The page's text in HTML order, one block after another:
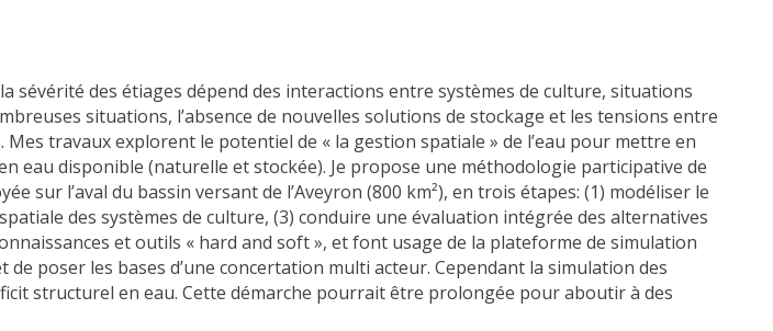
sévérité des étiages dépend des interactions entre systèmes de culture, situations
situations, l’absence de nouvelles solutions de stockage et les tensions entre
travaux explorent le potentiel de « la gestion spatiale » de l’eau pour mettre en
eau disponible (naturelle et stockée). Je propose une méthodologie participative de
l’aval du bassin versant de l’Aveyron (800 km²), en trois étapes: (1) modéliser le
des systèmes de culture, (3) conduire une évaluation intégrée des alternatives
et outils « hard and soft », et font usage de la plateforme de simulation
poser les bases d’une concertation multi acteur. Cependant la simulation des
structurel en eau. Cette démarche pourrait être prolongée pour aboutir à des